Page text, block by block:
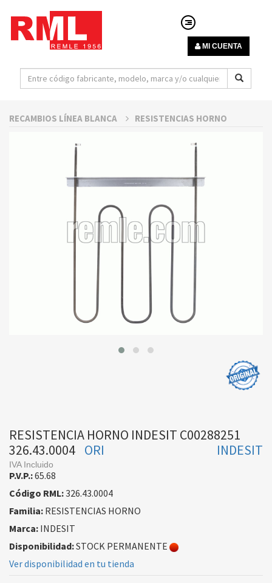
MI CUENTA
RECAMBIOS LÍNEA BLANCA RESISTENCIAS HORNO
RESISTENCIA HORNO INDESIT C00288251
326.43.0004
INDESIT
ORI
IVA Incluido
P.V.P.:65.68
Código RML:326.43.0004
Familia: RESISTENCIAS HORNO
Marca: INDESIT
Disponibilidad:STOCK PERMANENTE
Ver disponibilidad en tu tienda